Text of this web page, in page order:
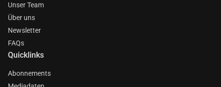
Unser Team
Über uns
Newsletter
FAQs
Quicklinks
Abonnements